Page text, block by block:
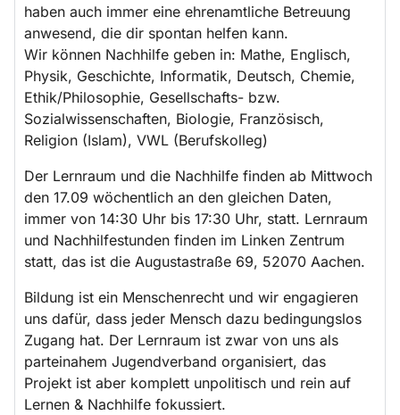
haben auch immer eine ehrenamtliche Betreuung
anwesend, die dir spontan helfen kann.
Wir können Nachhilfe geben in: Mathe, Englisch,
Physik, Geschichte, Informatik, Deutsch, Chemie,
Ethik/Philosophie, Gesellschafts- bzw.
Sozialwissenschaften, Biologie, Französisch,
Religion (Islam), VWL (Berufskolleg)
Der Lernraum und die Nachhilfe finden ab Mittwoch
den 17.09 wöchentlich an den gleichen Daten,
immer von 14:30 Uhr bis 17:30 Uhr, statt. Lernraum
und Nachhilfestunden finden im Linken Zentrum
statt, das ist die Augustastraße 69, 52070 Aachen.
Bildung ist ein Menschenrecht und wir engagieren
uns dafür, dass jeder Mensch dazu bedingungslos
Zugang hat. Der Lernraum ist zwar von uns als
parteinahem Jugendverband organisiert, das
Projekt ist aber komplett unpolitisch und rein auf
Lernen & Nachhilfe fokussiert.